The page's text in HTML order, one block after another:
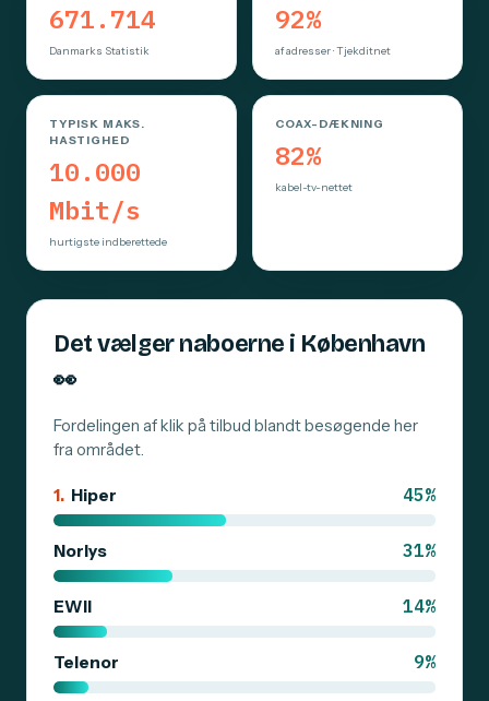
671.714
Danmarks Statistik
92%
af adresser · Tjekditnet
TYPISK MAKS.
HASTIGHED
10.000
Mbit/s
hurtigste indberettede
COAX-DÆKNING
82%
kabel-tv-nettet
Det vælger naboerne i København
👀
Fordelingen af klik på tilbud blandt besøgende her
fra området.
1. Hiper 45%
Norlys 31%
EWII 14%
Telenor 9%